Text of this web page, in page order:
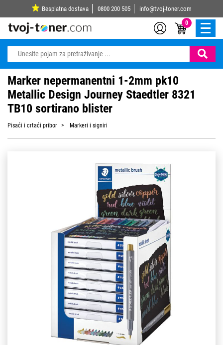
Besplatna dostava 0800 200 505 info@tvoj-toner.com
0
Marker nepermanentni 1-2mm pk10
Metallic Design Journey Staedtler 8321
TB10 sortirano blister
Pisaći i crtaći pribor Markeri i signiri